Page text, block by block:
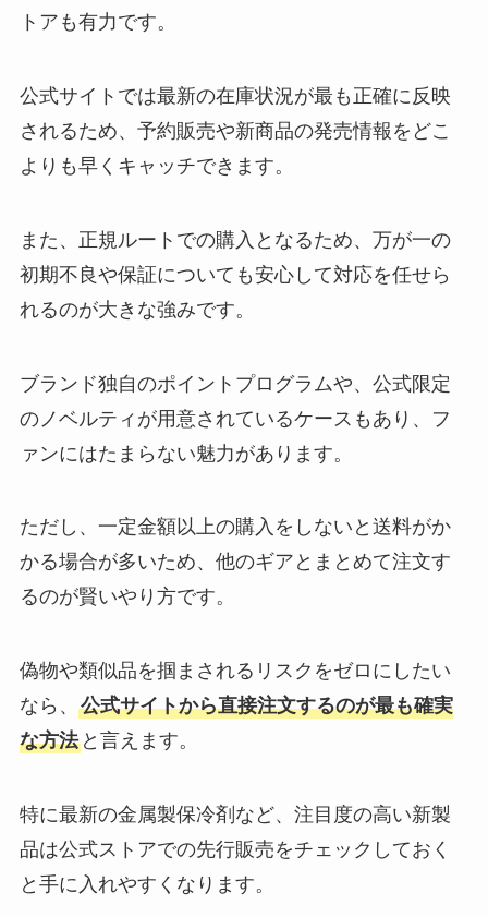
トアも有力です。
公式サイトでは最新の在庫状況が最も正確に反映
されるため、予約販売や新商品の発売情報をどこ
よりも早くキャッチできます。
また、正規ルートでの購入となるため、万が一の
初期不良や保証についても安心して対応を任せら
れるのが大きな強みです。
ブランド独自のポイントプログラムや、公式限定
のノベルティが用意されているケースもあり、フ
ァンにはたまらない魅力があります。
ただし、一定金額以上の購入をしないと送料がか
かる場合が多いため、他のギアとまとめて注文す
るのが賢いやり方です。
偽物や類似品を掴まされるリスクをゼロにしたい
なら、 公式サイトから直接注文するのが最も確実
な方法と言えます。
特に最新の金属製保冷剤など、注目度の高い新製
品は公式ストアでの先行販売をチェックしておく
と手に入れやすくなります。